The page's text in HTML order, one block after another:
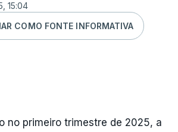
15:04
COMO FONTE INFORMATIVA
no primeiro trimestre de 2025, a